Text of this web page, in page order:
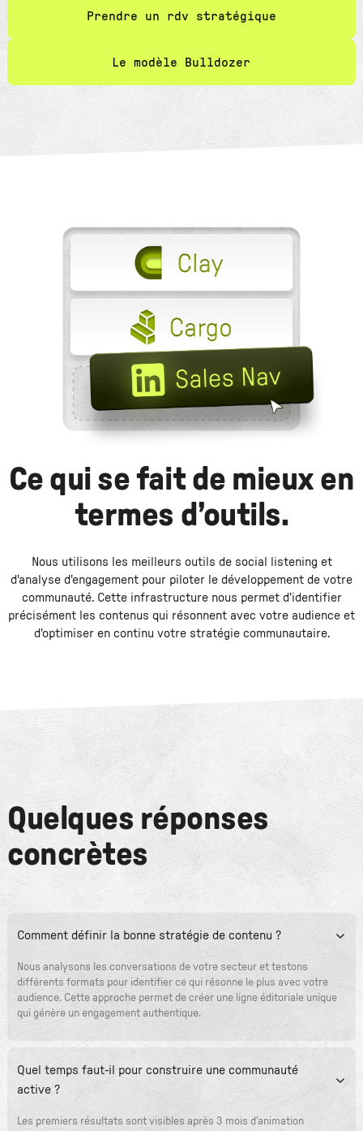
Prendre un rdv stratégique
Le modèle Bulldozer
Ce qui se fait de mieux en
termes d’outils.
Nous utilisons les meilleurs outils de social listening et
d'analyse d'engagement pour piloter le développement de votre
communauté. Cette infrastructure nous permet d'identifier
précisément les contenus qui résonnent avec votre audience et
d'optimiser en continu votre stratégie communautaire.
Quelques réponses
concrètes
Comment définir la bonne stratégie de contenu ?
Nous analysons les conversations de votre secteur et testons
différents formats pour identifier ce qui résonne le plus avec votre
audience. Cette approche permet de créer une ligne éditoriale unique
qui génère un engagement authentique.
Quel temps faut-il pour construire une communauté
active ?
Les premiers résultats sont visibles après 3 mois d'animation